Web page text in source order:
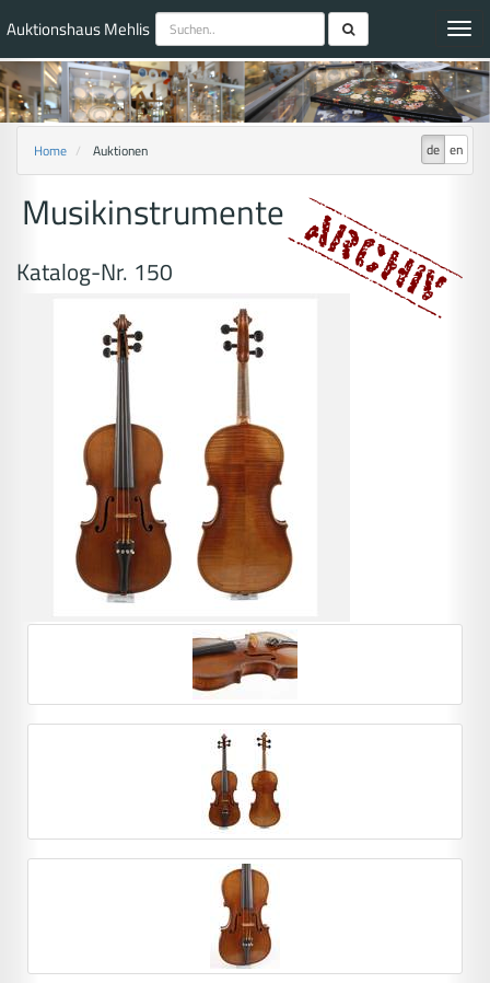
Auktionshaus Mehlis
de en
Home Auktionen
Musikinstrumente
Katalog-Nr. 150